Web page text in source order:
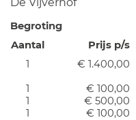
Begroting
Aantal
Prijs p/s
1
€ 1.400,00
1
€ 100,00
1
€ 500,00
1
€ 100,00